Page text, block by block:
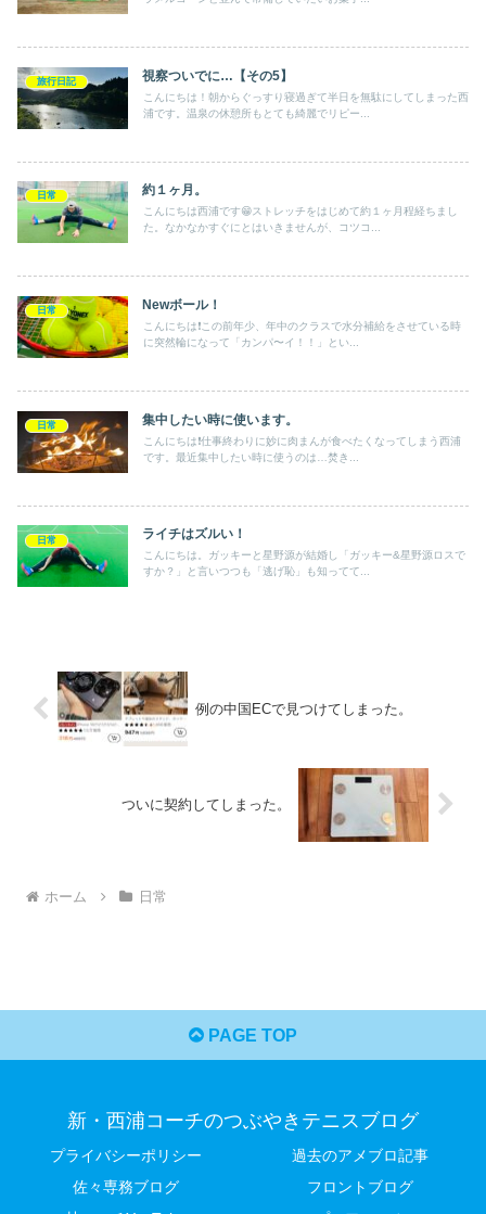
旅行日記 視察ついでに…【その5】
こんにちは！朝からぐっすり寝過ぎて半日を無駄にしてしまった西
浦です。温泉の休憩所もとても綺麗でリピー...
日常 約１ヶ月。
こんにちは西浦です😁ストレッチをはじめて約１ヶ月程経ちまし
た。なかなかすぐにとはいきませんが、コツコ...
日常 Newボール！
こんにちは❗️この前年少、年中のクラスで水分補給をさせている時
に突然輪になって「カンパ〜イ！！」とい...
日常 集中したい時に使います。
こんにちは❗️仕事終わりに妙に肉まんが食べたくなってしまう西浦
です。最近集中したい時に使うのは…焚き...
日常 ライチはズルい！
こんにちは。ガッキーと星野源が結婚し「ガッキー&星野源ロスで
すか？」と言いつつも「逃げ恥」も知ってて...
例の中国ECで見つけてしまった。
ついに契約してしまった。
ホーム 日常
PAGE TOP
新・西浦コーチのつぶやきテニスブログ
プライバシーポリシー
過去のアメブロ記事
佐々専務ブログ
フロントブログ